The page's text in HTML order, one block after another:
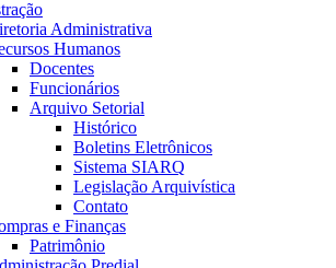
Administrativa
Humanos
Docentes
Funcionários
Arquivo Setorial
Histórico
Boletins Eletrônicos
Sistema SIARQ
Legislação Arquivística
Contato
e Finanças
Patrimônio